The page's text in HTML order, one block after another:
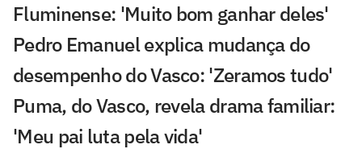
Fluminense: 'Muito bom ganhar deles'
Pedro Emanuel explica mudança do
desempenho do Vasco: 'Zeramos tudo'
Puma, do Vasco, revela drama familiar:
'Meu pai luta pela vida'